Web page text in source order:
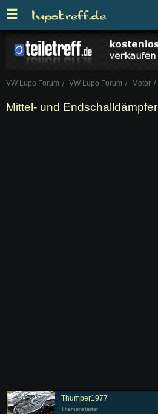
VW Lupo Forum VW Lupo Forum Motor
Mittel- und Endschalldämpfer
Thumper1977
Themenstarter